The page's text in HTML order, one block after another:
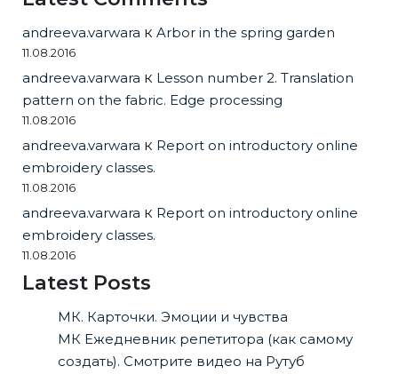
andreeva.varwara к Arbor in the spring garden
11.08.2016
andreeva.varwara к Lesson number 2. Translation
pattern on the fabric. Edge processing
11.08.2016
andreeva.varwara к Report on introductory online
embroidery classes.
11.08.2016
andreeva.varwara к Report on introductory online
embroidery classes.
11.08.2016
Latest Posts
МК. Карточки. Эмоции и чувства
МК Ежедневник репетитора (как самому
создать). Смотрите видео на Рутуб